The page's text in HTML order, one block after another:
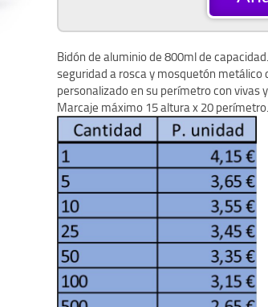
Bidón de aluminio de 800ml de
seguridad a rosca y mosquetón metálico
personalizado en su perímetro con
Marcaje máximo 15 altura x 20 perímetro.